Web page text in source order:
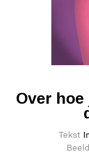
Over
Tekst
Beeld